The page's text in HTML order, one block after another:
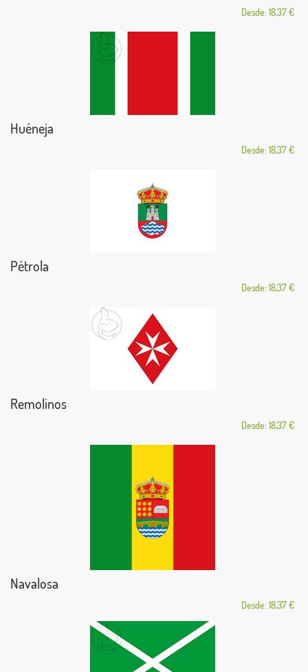
Desde: 18,37 €
Huéneja
Desde: 18,37 €
Pétrola
Desde: 18,37 €
Remolinos
Desde: 18,37 €
Navalosa
Desde: 18,37 €